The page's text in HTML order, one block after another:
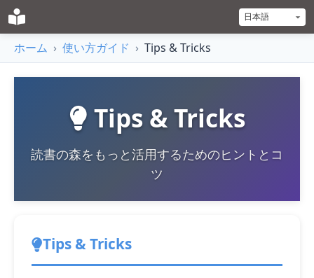
ホーム › 使い方ガイド › Tips & Tricks
Tips & Tricks
読書の森をもっと活用するためのヒントとコ
ツ
Tips & Tricks